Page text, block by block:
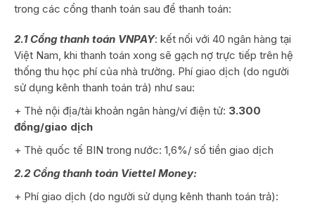
trong các cổng thanh toán sau để thanh toán:
2.1 Cổng thanh toán VNPAY: kết nối với 40 ngân hàng tại
Việt Nam, khi thanh toán xong sẽ gạch nợ trực tiếp trên hệ
thống thu học phí của nhà trường. Phí giao dịch (do người
sử dụng kênh thanh toán trả) như sau:
+ Thẻ nội địa/tài khoản ngân hàng/ví điện tử: 3.300
đồng/giao dịch
+ Thẻ quốc tế BIN trong nước: 1,6%/ số tiền giao dịch
2.2 Cổng thanh toán Viettel Money:
+ Phí giao dịch (do người sử dụng kênh thanh toán trả):